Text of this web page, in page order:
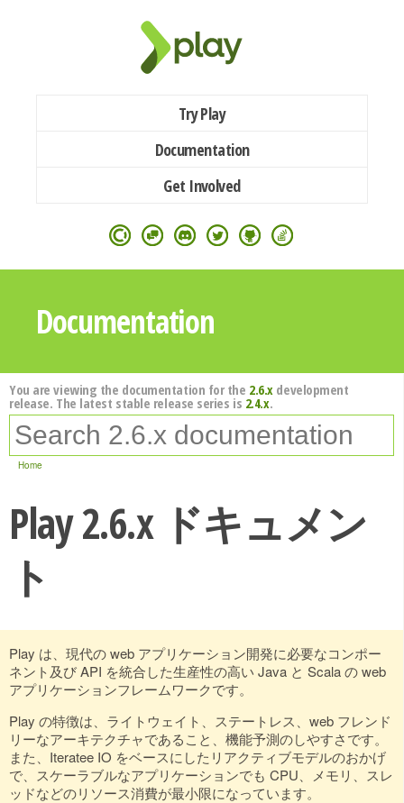
Try Play
Documentation
Get Involved
Documentation
You are viewing the documentation for the 2.6.xdevelopment
release. The latest stable release series is 2.4.x.
Home
Play 2.6.x ドキュメン
ト
Play は、現代の web アプリケーション開発に必要なコンポー
ネント及び API を統合した生産性の高い Java と Scala の web
アプリケーションフレームワークです。
Play の特徴は、ライトウェイト、ステートレス、web フレンド
リーなアーキテクチャであること、機能予測のしやすさです。
また、Iteratee IO をベースにしたリアクティブモデルのおかげ
で、スケーラブルなアプリケーションでも CPU、メモリ、スレ
ッドなどのリソース消費が最小限になっています。